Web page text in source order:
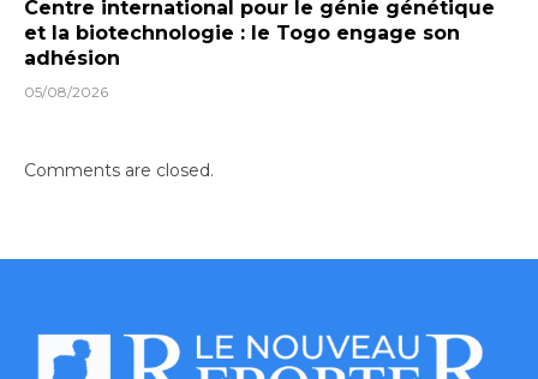
Centre international pour le génie génétique
et la biotechnologie : le Togo engage son
adhésion
05/08/2026
Comments are closed.